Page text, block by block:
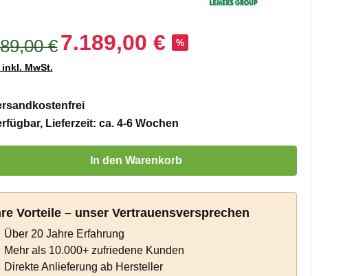
€7.189,00 € %
inkl. MwSt.
Lieferzeit: ca. 4-6 Wochen
Anzahl: Gib den gewünschten Wert ein oder benutze die Schaltflächen um
In den Warenkorb
Vorteile – unser Vertrauensversprechen
Über 20 Jahre Erfahrung
Mehr als 10.000+ zufriedene Kunden
Direkte Anlieferung ab Hersteller